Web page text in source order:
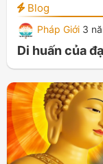
Blog
Pháp Giới 3
Di huấn của